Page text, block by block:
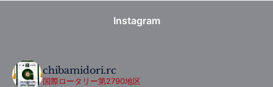
Instagram
chibamidori.rc
国際ロータリー第2790地区